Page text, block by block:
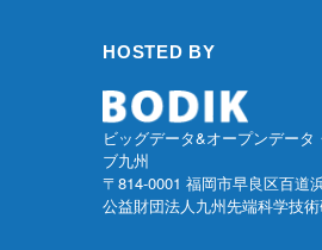
HOSTED BY
ビッグデータ&オープンデータ
ブ九州
〒814-0001 福岡市早良区百道
公益財団法人九州先端科学技